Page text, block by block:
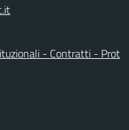
- Contratti - Prot